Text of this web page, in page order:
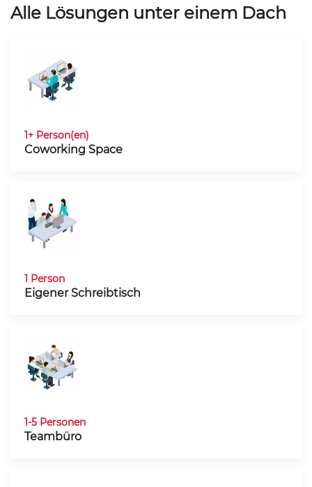
Alle Lösungen unter einem Dach
1+ Person(en)
Coworking Space
1 Person
Eigener Schreibtisch
1-5 Personen
Teambüro